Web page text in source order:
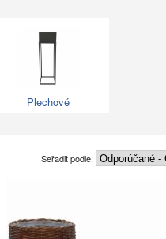
Plechové
Seřadit podle: